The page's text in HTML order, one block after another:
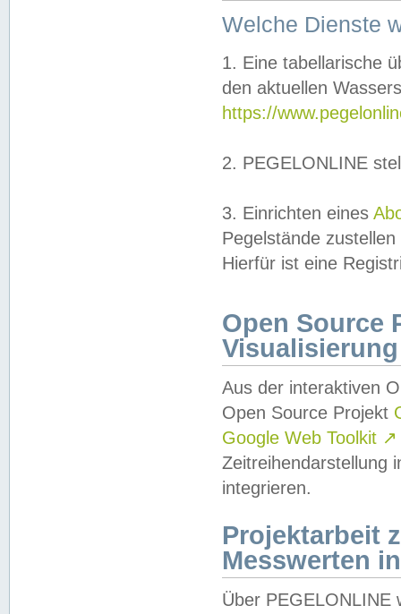
Welche Dienste
1. Eine tabellarische
den aktuellen
https://
2. PEGELONLINE
3. Einrichten eines
Pegelstände
Hierfür ist eine
Open Source
Visualisierung
Aus der interaktiven
Open Source Projekt
Google Web Toolkit ↗
Zeitreihendarstellung
integrieren.
Projektarbeit
Messwerten
Über PEGELONLINE